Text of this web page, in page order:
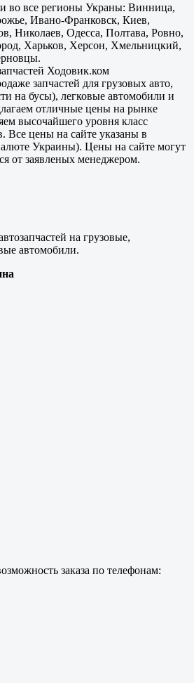
во все регионы Украны: Винница,
Ивано-Франковск, Киев,
Николаев, Одесса, Полтава, Ровно,
Харьков, Херсон, Хмельницкий,
Ходовик.ком
запчастей для грузовых авто,
на бусы), легковые автомобили и
отличные цены на рынке
высочайшего уровня класс
Все цены на сайте указаны в
Украины). Цены на сайте могут
от заявленых менеджером.
на грузовые,
автомобили.
заказа по телефонам: